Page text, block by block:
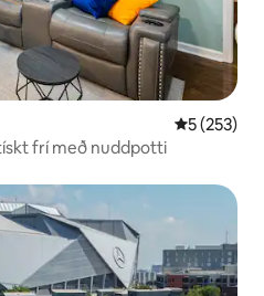
5 af 5 í
5 (253)
frí með nuddpotti